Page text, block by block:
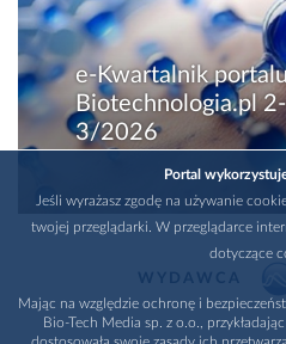
e-Kwartalnik
Biotechnologia.pl 2-
3/2026
Portal
Jeśli wyrażasz zgodę na używanie
twojej przeglądarki. W przeglądarce
dotyczące
Mając na względzie ochronę i
Bio-Tech Media sp. z o.o.,